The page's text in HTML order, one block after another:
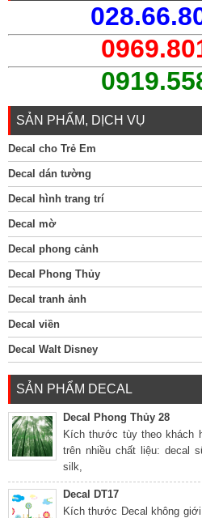
SẢN PHẨM, DỊCH VỤ
Decal cho Trẻ Em
Decal dán tường
Decal hình trang trí
Decal mờ
Decal phong cảnh
Decal Phong Thủy
Decal tranh ảnh
Decal viền
Decal Walt Disney
SẢN PHẨM DECAL
Decal Phong Thủy 28
Kích thước tùy theo khách
trên nhiều chất liệu: decal
silk,
Decal DT17
Kích thước Decal không